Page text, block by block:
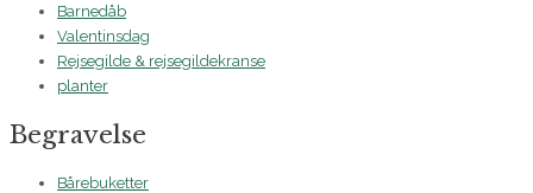
Barnedåb
Valentinsdag
Rejsegilde & rejsegildekranse
planter
Begravelse
Bårebuketter